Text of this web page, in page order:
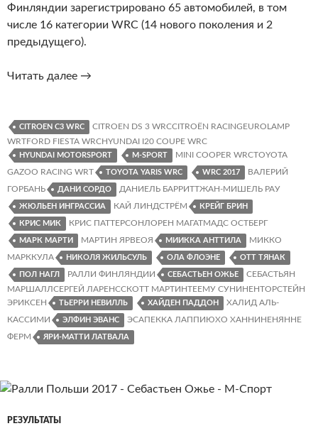
Финляндии зарегистрировано 65 автомобилей, в том
числе 16 категории WRC (14 нового поколения и 2
предыдущего).
Читать далее Ралли
Список
экипажей
(обновлено)
→
CITROEN C3 WRC
CITROEN DS 3 WRCCITROËN RACINGEUROLAMP
WRTFORD FIESTA WRCHYUNDAI I20 COUPE WRC
HYUNDAI MOTORSPORT M-SPORT
MINI COOPER WRCTOYOTA
GAZOO RACING WRT
TOYOTA YARIS WRC WRC 2017
ВАЛЕРИЙ
ГОРБАНЬ
ДАНИ СОРДО ДАНИЕЛЬ БАРРИТТЖАН-МИШЕЛЬ РАУ
ЖЮЛЬЕН ИНГРАССИА КАЙ ЛИНДСТРЁМ КРЕЙГ БРИН
КРИС МИК КРИС ПАТТЕРСОНЛОРЕН МАГАТМАДС ОСТБЕРГ
МАРК МАРТИ МАРТИН ЯРВЕОЯ МИИККА АНТТИЛА
МИККО
МАРККУЛА
НИКОЛЯ ЖИЛЬСУЛЬ ОЛА ФЛОЭНЕ ОТТ ТЯНАК
ПОЛ НАГЛ РАЛЛИ ФИНЛЯНДИИ СЕБАСТЬЕН ОЖЬЕ
СЕБАСТЬЯН
МАРШАЛЛСЕРГЕЙ ЛАРЕНССКОТТ МАРТИНТЕЕМУ СУНИНЕНТОРСТЕЙН
ЭРИКСЕН
ТЬЕРРИ НЕВИЛЛЬ ХАЙДЕН ПАДДОН
ХАЛИД АЛЬ-
КАССИМИ
ЭЛФИН ЭВАНС
ЭСАПЕККА ЛАППИЮХО ХАННИНЕНЯННЕ
ФЕРМ
ЯРИ-МАТТИ ЛАТВАЛА
РЕЗУЛЬТАТЫ